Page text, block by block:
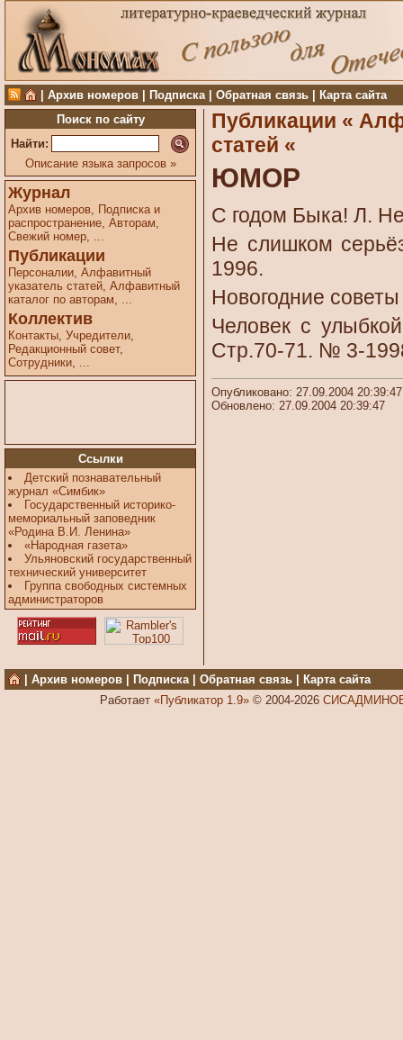
Архив номеров Подписка| Обратная связь
Карта сайта
Поиск по сайту
Найти:
Описание языка запросов »
Журнал
Архив номеров, Подписка и
распространение, Авторам,
Свежий номер, ...
Публикации
Персоналии, Алфавитный
указатель статей, Алфавитный
каталог по авторам, ...
Коллектив
Контакты, Учредители,
Редакционный совет,
Сотрудники, ...
Ссылки
Детский познавательный
журнал «Симбик»
Государственный историко-
мемориальный заповедник
«Родина В.И. Ленина»
«Народная газета»
Ульяновский государственный
технический университет
Группа свободных системных
администраторов
Публикации «
статей «
ЮМОР
С годом Быка! Л.
Не слишком
1996.
Новогодние
Человек с
Стр.70-71. № 3-
Опубликовано: 27.09.2004 20:39:47
Обновлено: 27.09.2004 20:39:47
Архив номеров Подписка| Обратная связь
Карта сайта
Работает «Публикатор 1.9»© 2004-2026